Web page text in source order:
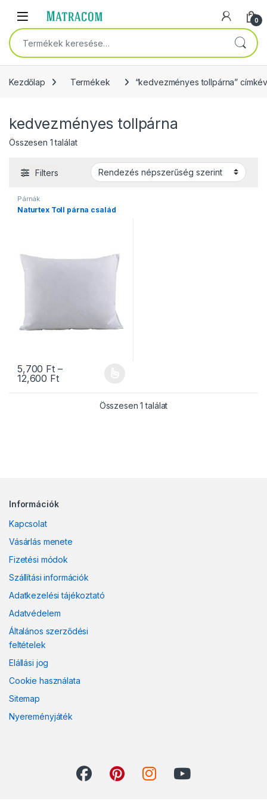
Open 0
Keresés a következőre:
Kezdőlap Termékek “kedvezményes tollpárna”
kedvezményes tollpárna
Összesen 1 találat
Filters
Párnák
Naturtex Toll párna család
5,700 Ft –
12,600 FtÁrtartomány: 5,700 Ft - 12,600 Ft
Ennek a terméknek több variációja van. A változatok a
Összesen 1 találat
Információk
Kapcsolat
Vásárlás menete
Fizetési módok
Szállítási információk
Adatkezelési tájékoztató
Adatvédelem
Általános szerződési
feltételek
Elállási jog
Cookie használata
Sitemap
Nyereményjáték